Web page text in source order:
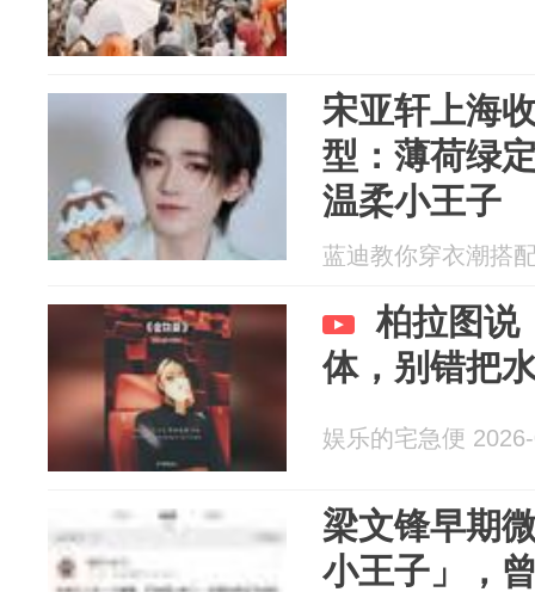
宋亚轩上海
型：薄荷绿
温柔小王子
蓝迪教你穿衣潮搭
柏拉图说
体，别错把
娱乐的宅急便
梁文锋早期
小王子」，